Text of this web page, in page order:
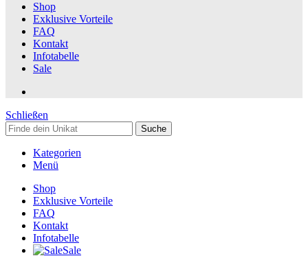
Shop
Exklusive Vorteile
FAQ
Kontakt
Infotabelle
Sale
Schließen
Suche
Kategorien
Menü
Shop
Exklusive Vorteile
FAQ
Kontakt
Infotabelle
Sale